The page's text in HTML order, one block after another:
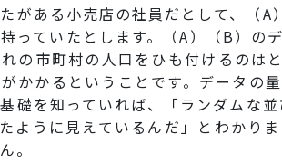
がある小売店の社員だとして、（
っていたとします。（A）（B）の
の市町村の人口をひも付けるのは
かかるということです。データの
礎を知っていれば、「ランダムな
ように見えているんだ」とわかり
。